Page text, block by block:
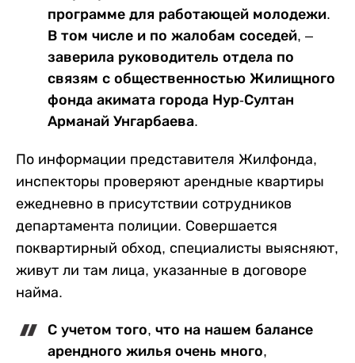
программе для работающей молодежи.
В том числе и по жалобам соседей, –
заверила руководитель отдела по
связям с общественностью Жилищного
фонда акимата города Нур-Султан
Арманай Унгарбаева.
По информации представителя Жилфонда,
инспекторы проверяют арендные квартиры
ежедневно в присутствии сотрудников
департамента полиции. Совершается
поквартирный обход, специалисты выясняют,
живут ли там лица, указанные в договоре
найма.
С учетом того, что на нашем балансе
арендного жилья очень много,